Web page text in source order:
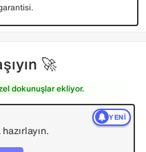
🚀
dokunuşlar ekliyor.
YENI